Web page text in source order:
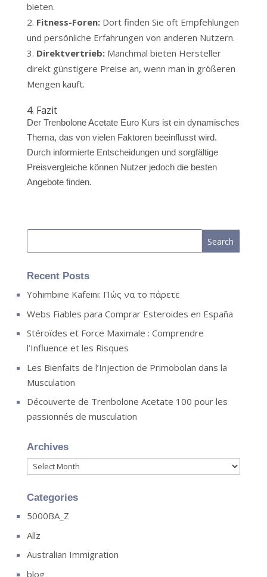
bieten.
Fitness-Foren:Dort finden Sie oft Empfehlungen
und persönliche Erfahrungen von anderen Nutzern.
Direktvertrieb:Manchmal bieten Hersteller
direkt günstigere Preise an, wenn man in größeren
Mengen kauft.
4. Fazit
Der Trenbolone Acetate Euro Kurs ist ein dynamisches
Thema, das von vielen Faktoren beeinflusst wird.
Durch informierte Entscheidungen und sorgfältige
Preisvergleiche können Nutzer jedoch die besten
Angebote finden.
Recent Posts
Yohimbine Kafeini: Πώς να το πάρετε
Webs Fiables para Comprar Esteroides en España
Stéroïdes et Force Maximale : Comprendre
l’Influence et les Risques
Les Bienfaits de l’Injection de Primobolan dans la
Musculation
Découverte de Trenbolone Acetate 100 pour les
passionnés de musculation
Archives
Archives
Categories
5000BA_Z
Allz
Australian Immigration
blog